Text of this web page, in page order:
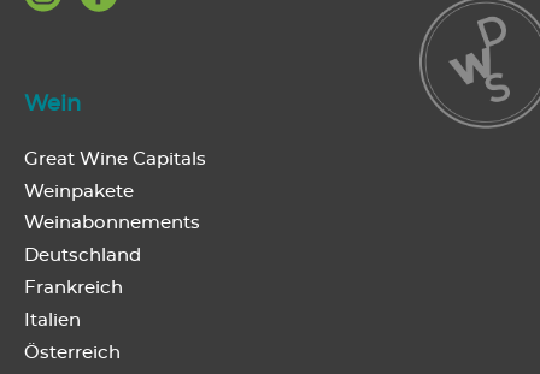
Wein
Great Wine Capitals
Weinpakete
Weinabonnements
Deutschland
Frankreich
Italien
Österreich